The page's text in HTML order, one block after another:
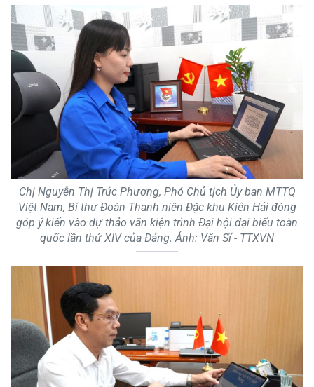
Chị Nguyễn Thị Trúc Phương, Phó Chủ tịch Ủy ban MTTQ
Việt Nam, Bí thư Đoàn Thanh niên Đặc khu Kiên Hải đóng
góp ý kiến vào dự thảo văn kiện trình Đại hội đại biểu toàn
quốc lần thứ XIV của Đảng. Ảnh: Văn Sĩ - TTXVN